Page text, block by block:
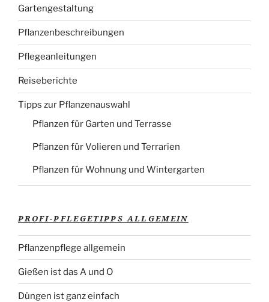
Gartengestaltung
Pflanzenbeschreibungen
Pflegeanleitungen
Reiseberichte
Tipps zur Pflanzenauswahl
Pflanzen für Garten und Terrasse
Pflanzen für Volieren und Terrarien
Pflanzen für Wohnung und Wintergarten
PROFI-PFLEGETIPPS ALLGEMEIN
Pflanzenpflege allgemein
Gießen ist das A und O
Düngen ist ganz einfach